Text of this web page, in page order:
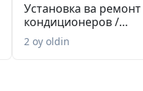
Установка ва ремонт
кондиционеров /
Кондиционер ўр...
2 oy oldin